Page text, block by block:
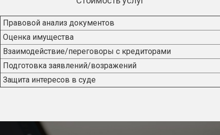
Правовой анализ документов
Оценка имущества
Взаимодействие/переговоры с кредиторами
Подготовка заявлений/возражений
Защита интересов в суде